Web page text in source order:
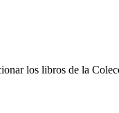
los libros de la